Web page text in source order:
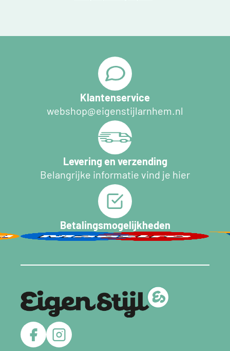
Klantenservice
webshop@eigenstijlarnhem.nl
Levering en verzending
Belangrijke informatie vind je hier
Betalingsmogelijkheden